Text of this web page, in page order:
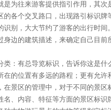
是为往来游客提供指引作用，其
各个交叉路口，出现路引标识
识别，大大节约了游客的出行时
身边的建筑描述，来确定自己目
类：有总导览标识，告诉你这是
在的位置有多远的路程；更有允
景区的管理中，对于不同的景
、内容、特征等方面的景区标识